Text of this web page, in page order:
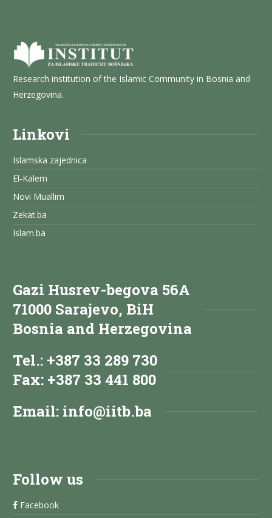
Research institution of the Islamic Community in Bosnia and
Herzegovina.
Linkovi
Islamska zajednica
El-Kalem
Novi Muallim
Zekat.ba
Islam.ba
Gazi Husrev-begova 56A
71000 Sarajevo, BiH
Bosnia and Herzegovina
Tel.: +387 33 289 730
Fax: +387 33 441 800
Email: info@iitb.ba
Follow us
Facebook